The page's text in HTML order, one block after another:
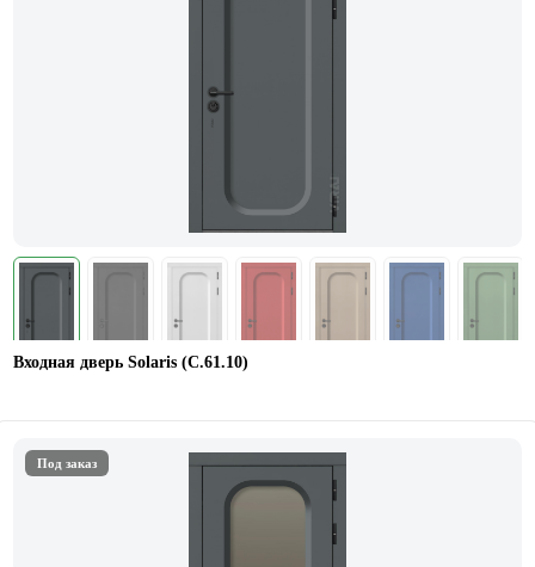
Входная дверь Solaris (С.61.10)
Под заказ